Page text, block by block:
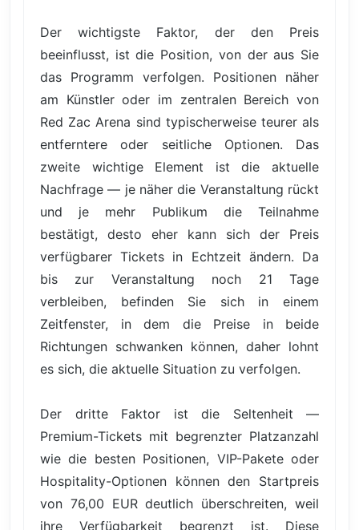
Der wichtigste Faktor, der den Preis
beeinflusst, ist die Position, von der aus Sie
das Programm verfolgen. Positionen näher
am Künstler oder im zentralen Bereich von
Red Zac Arena sind typischerweise teurer als
entferntere oder seitliche Optionen. Das
zweite wichtige Element ist die aktuelle
Nachfrage — je näher die Veranstaltung rückt
und je mehr Publikum die Teilnahme
bestätigt, desto eher kann sich der Preis
verfügbarer Tickets in Echtzeit ändern. Da
bis zur Veranstaltung noch 21 Tage
verbleiben, befinden Sie sich in einem
Zeitfenster, in dem die Preise in beide
Richtungen schwanken können, daher lohnt
es sich, die aktuelle Situation zu verfolgen.
Der dritte Faktor ist die Seltenheit —
Premium-Tickets mit begrenzter Platzanzahl
wie die besten Positionen, VIP-Pakete oder
Hospitality-Optionen können den Startpreis
von 76,00 EUR deutlich überschreiten, weil
ihre Verfügbarkeit begrenzt ist. Diese